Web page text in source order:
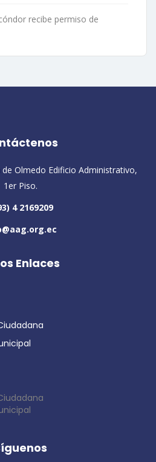
recibe permiso de
Olmedo Edificio Administrativo,
1er Piso.
4 2169209
Enlaces